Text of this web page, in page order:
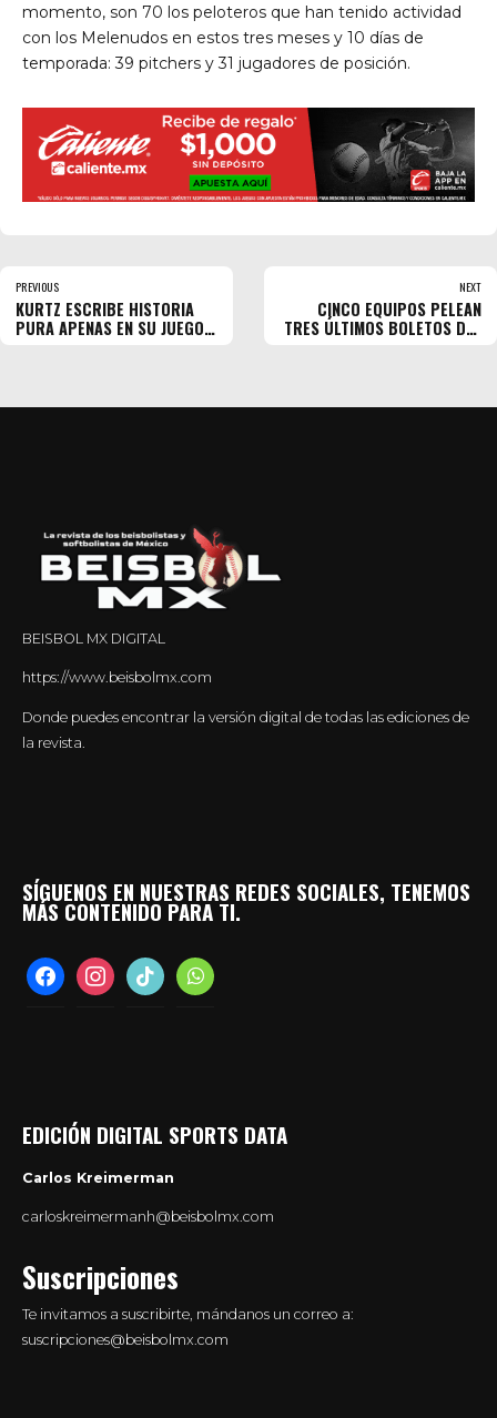
momento, son 70 los peloteros que han tenido actividad
con los Melenudos en estos tres meses y 10 días de
temporada: 39 pitchers y 31 jugadores de posición.
PREVIOUS
KURTZ ESCRIBE HISTORIA
PURA APENAS EN SU JUEGO
NEXT
CINCO EQUIPOS PELEAN
TRES ÚLTIMOS BOLETOS DEL
BEISBOL MX DIGITAL
https://www.beisbolmx.com
Donde puedes encontrar la versión digital de todas las ediciones de
la revista.
SÍGUENOS EN NUESTRAS REDES SOCIALES, TENEMOS
MÁS CONTENIDO PARA TI.
facebookinstagramtiktok whatsapp
EDICIÓN DIGITAL SPORTS DATA
Carlos Kreimerman
carloskreimermanh@beisbolmx.com
Suscripciones
Te invitamos a suscribirte, mándanos un correo a:
suscripciones@beisbolmx.com